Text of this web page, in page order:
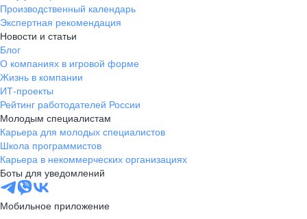
Производственный календарь
Экспертная рекомендация
Новости и статьи
Блог
О компаниях в игровой форме
Жизнь в компании
ИТ-проекты
Рейтинг работодателей России
Молодым специалистам
Карьера для молодых специалистов
Школа программистов
Карьера в некоммерческих организациях
Боты для уведомлений
Мобильное приложение